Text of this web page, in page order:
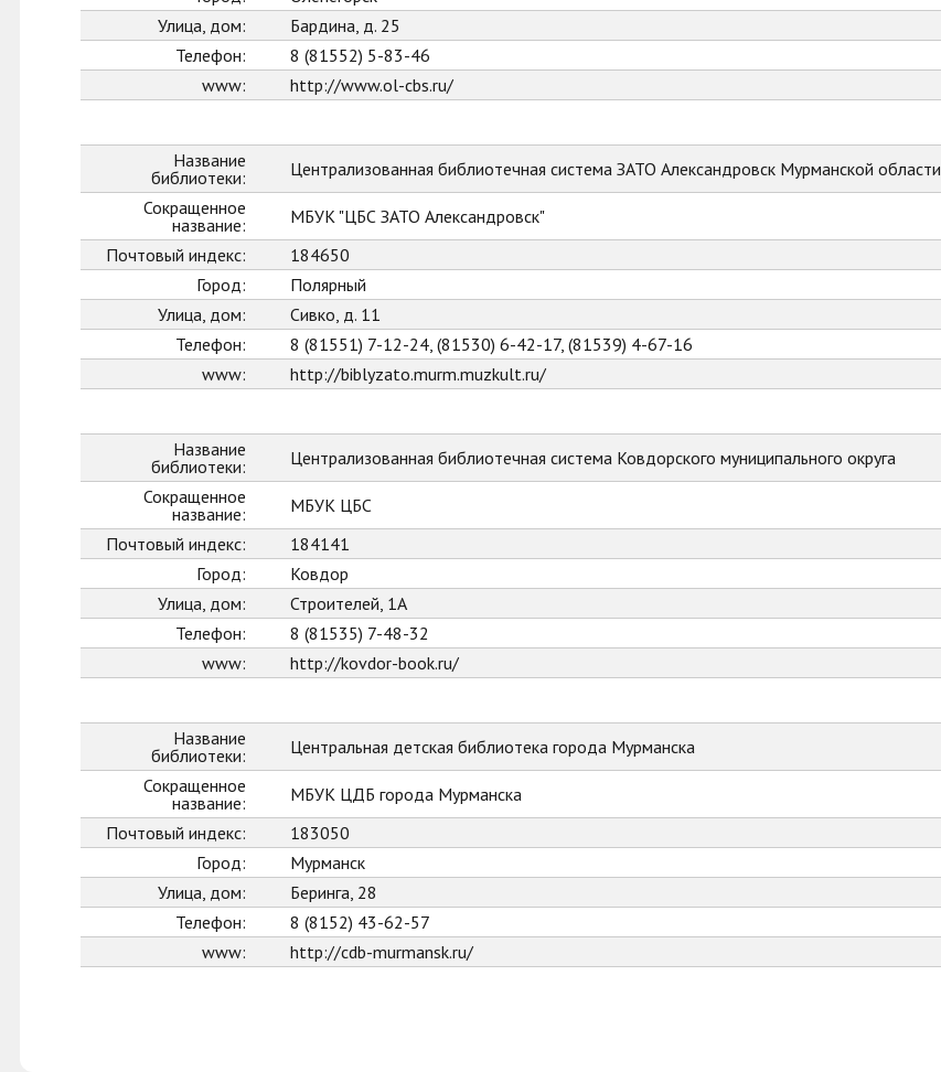
Улица, дом:
Бардина, д. 25
Телефон:
8 (81552) 5-83-46
www:
http://www.ol-cbs.ru/
Название
библиотеки:
Централизованная библиотечная система ЗАТО Александровск Мурманской области
Сокращенное
название:
МБУК "ЦБС ЗАТО Александровск"
Почтовый индекс:
184650
Город:
Полярный
Улица, дом:
Сивко, д. 11
Телефон:
8 (81551) 7-12-24, (81530) 6-42-17, (81539) 4-67-16
www:
http://biblyzato.murm.muzkult.ru/
Название
библиотеки:
Централизованная библиотечная система Ковдорского муниципального округа
Сокращенное
название:
МБУК ЦБС
Почтовый индекс:
184141
Город:
Ковдор
Улица, дом:
Строителей, 1А
Телефон:
8 (81535) 7-48-32
www:
http://kovdor-book.ru/
Название
библиотеки:
Центральная детская библиотека города Мурманска
Сокращенное
название:
МБУК ЦДБ города Мурманска
Почтовый индекс:
183050
Город:
Мурманск
Улица, дом:
Беринга, 28
Телефон:
8 (8152) 43-62-57
www:
http://cdb-murmansk.ru/